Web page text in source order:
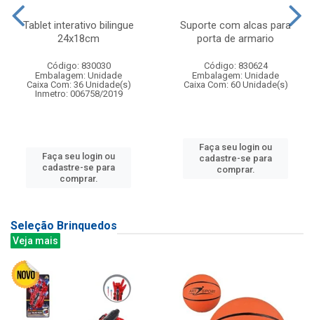
Tablet interativo bilingue
24x18cm
Código: 830030
Embalagem: Unidade
Caixa Com: 36 Unidade(s)
Inmetro: 006758/2019
Faça seu login ou
cadastre-se para
comprar.
Suporte com alcas para
porta de armario
Código: 830624
Embalagem: Unidade
Caixa Com: 60 Unidade(s)
Faça seu login ou
cadastre-se para
comprar.
Seleção Brinquedos
Veja mais